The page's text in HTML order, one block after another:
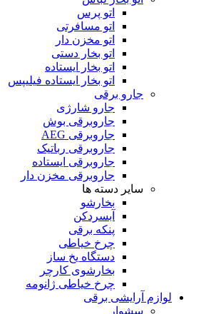
اتو پرس
اتو مسافرتی
اتو مخزن دار
اتو بخار دستی
اتو بخار ایستاده
اتو بخار ایستاده فیلیپس
جارو برقی
جارو شارژی
جاروبرقی بوش
جاروبرقی AEG
جاروبرقی رباتیک
جاروبرقی ایستاده
جاروبرقی مخزن دار
سایر دسته ها
بخارشو
آبسردکن
پنکه برقی
چرخ خیاطی
دستگاه یخ ساز
بخارشوی کارچر
چرخ خیاطی ژانومه
لوازم آرایشی برقی
سشوار